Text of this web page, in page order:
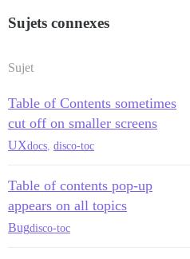
Sujets connexes
Sujet
Table of Contents sometimes
cut off on smaller screens
UXdocs disco-toc
Table of contents pop-up
appears on all topics
Bugdisco-toc